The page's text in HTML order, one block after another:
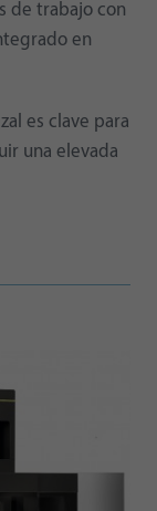
de trabajo con
en
es clave para
una elevada